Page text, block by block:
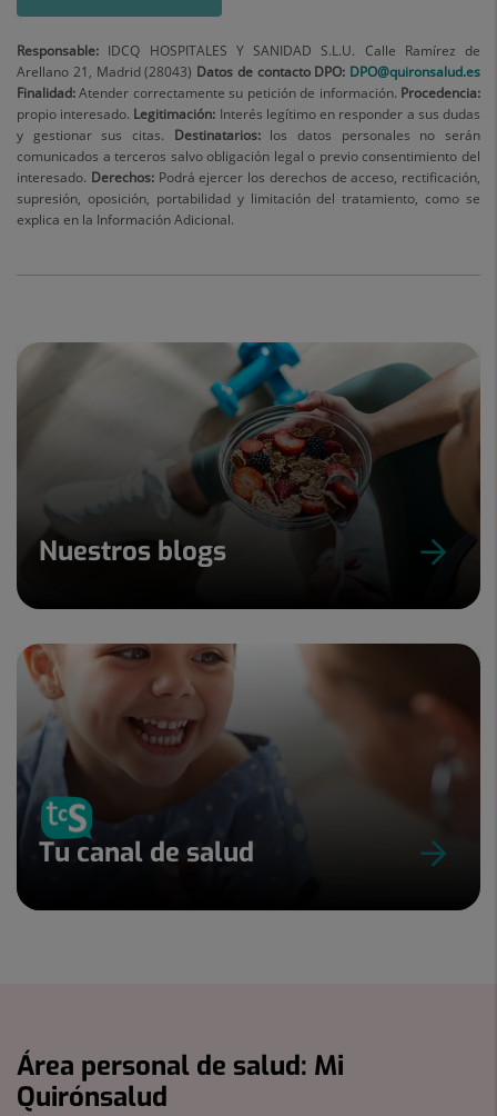
Responsable: IDCQ HOSPITALES Y SANIDAD S.L.U. Calle Ramírez de
Arellano 21, Madrid (28043) Datos de contactoDPO: DPO@quironsalud.es
Finalidad:Atender correctamente su petición de información. Procedencia:
propio interesado. Legitimación: Interés legítimo en responder a sus dudas
y gestionar sus citas. Destinatarios:los datos personales no serán
comunicados a terceros salvo obligación legal o previo consentimiento del
interesado. Derechos:Podrá ejercer los derechos de acceso, rectificación,
supresión, oposición, portabilidad y limitación del tratamiento, como se
explica en la Información Adicional.
Nuestros blogs
Tu canal de salud
Área personal de salud: Mi
Quirónsalud